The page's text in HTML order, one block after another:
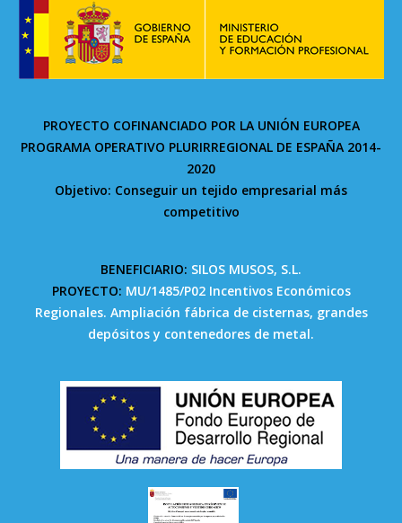
PROYECTO COFINANCIADO POR LA UNIÓN EUROPEA
PROGRAMA OPERATIVO PLURIRREGIONAL DE ESPAÑA 2014-
2020
Objetivo: Conseguir un tejido empresarial más
competitivo
BENEFICIARIO: SILOS MUSOS, S.L.
PROYECTO: MU/1485/P02 Incentivos Económicos
Regionales. Ampliación fábrica de cisternas, grandes
depósitos y contenedores de metal.